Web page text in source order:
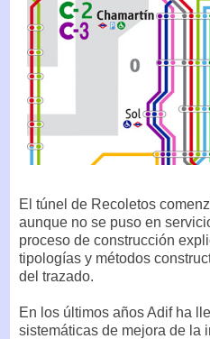
El túnel de Recoletos
aunque no se puso en
proceso de construcción
tipologías y métodos
del trazado.
En los últimos años Adif ha
sistemáticas de mejora de la